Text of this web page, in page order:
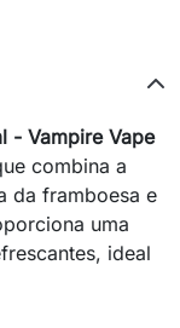
- Vampire Vape
combina a
da framboesa e
uma
ideal